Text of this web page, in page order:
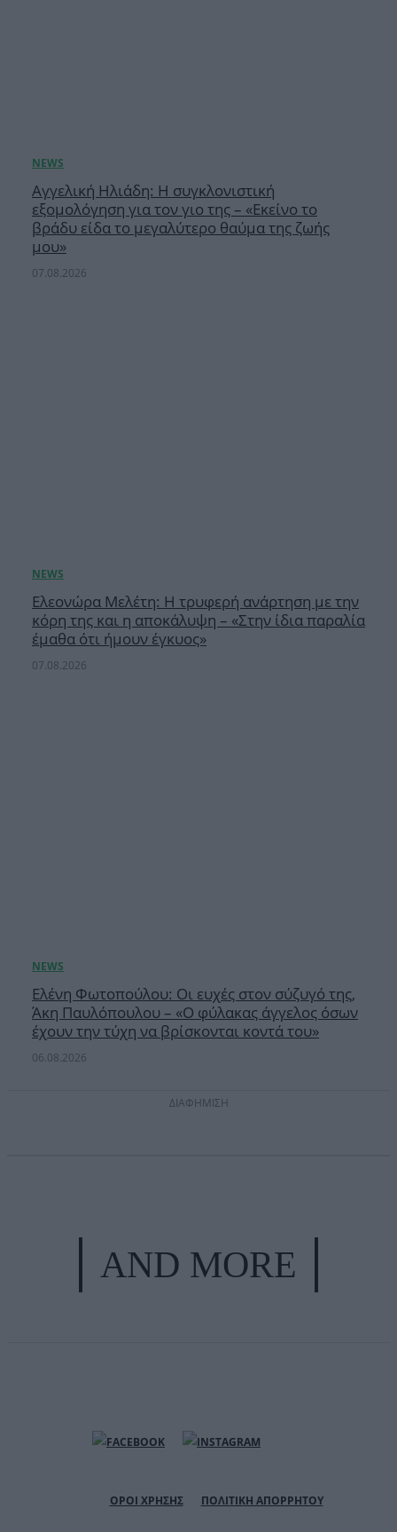
Αγγελική Ηλιάδη: Η συγκλονιστική
εξομολόγηση για τον γιο της – «Εκείνο το
βράδυ είδα το μεγαλύτερο θαύμα της ζωής
μου»
07.08.2026
Ελεονώρα Μελέτη: Η τρυφερή ανάρτηση με την
κόρη της και η αποκάλυψη – «Στην ίδια παραλία
έμαθα ότι ήμουν έγκυος»
07.08.2026
Ελένη Φωτοπούλου: Οι ευχές στον σύζυγό της,
Άκη Παυλόπουλου – «Ο φύλακας άγγελος όσων
έχουν την τύχη να βρίσκονται κοντά του»
06.08.2026
ΔΙΑΦΗΜΙΣΗ
AND MORE
ΟΡΟΙ ΧΡΗΣΗΣ ΠΟΛΙΤΙΚΗ ΑΠΟΡΡΗΤΟΥ